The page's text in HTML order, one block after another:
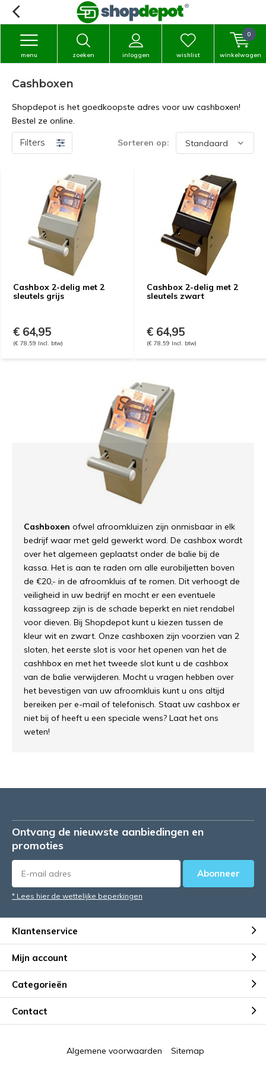
zoeken inloggen
menu wishlist winkelwagen
0
Cashboxen
Shopdepot is het goedkoopste adres voor uw cashboxen!
Bestel ze online.
Filters Sorteren op:
Cashbox 2-delig met 2
sleutels grijs
€ 64,95
(€ 78,59 Incl. btw)
Cashbox 2-delig met 2
sleutels zwart
€ 64,95
(€ 78,59 Incl. btw)
Cashboxen ofwel afroomkluizen zijn onmisbaar in elk
bedrijf waar met geld gewerkt word. De cashbox wordt
over het algemeen geplaatst onder de balie bij de
kassa. Het is aan te raden om alle eurobiljetten boven
de €20,- in de afroomkluis af te romen. Dit verhoogt de
veiligheid in uw bedrijf en mocht er een eventuele
kassagreep zijn is de schade beperkt en niet rendabel
voor dieven. Bij Shopdepot kunt u kiezen tussen de
kleur wit en zwart. Onze cashboxen zijn voorzien van 2
sloten, het eerste slot is voor het openen van het de
cashhbox en met het tweede slot kunt u de cashbox
van de balie verwijderen. Mocht u vragen hebben over
het bevestigen van uw afroomkluis kunt u ons altijd
bereiken per e-mail of telefonisch. Staat uw cashbox er
niet bij of heeft u een speciale wens? Laat het ons
weten!
Ontvang de nieuwste aanbiedingen en
promoties
Abonneer
* Lees hier de wettelijke beperkingen
Klantenservice
Mijn account
Categorieën
Contact
Algemene voorwaarden Sitemap